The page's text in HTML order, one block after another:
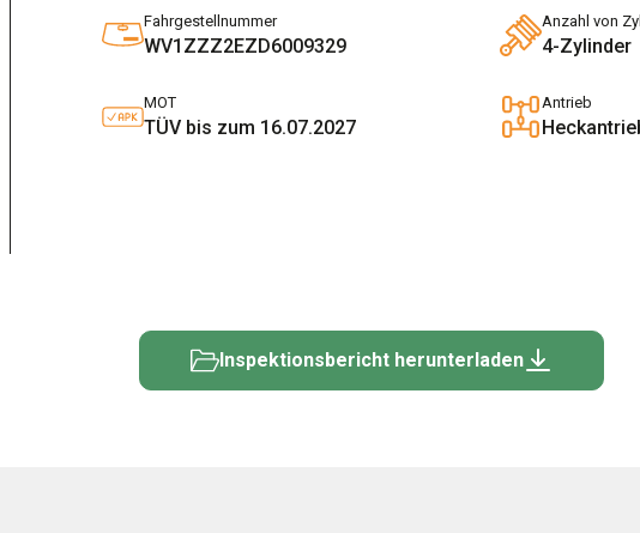
Fahrgestellnummer
WV1ZZZ2EZD6009329
MOT
TÜV bis zum 16.07.2027
Anzahl von
4-Zylinder
Antrieb
Inspektionsbericht herunterladen